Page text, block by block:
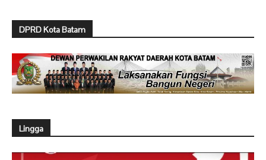
DPRD Kota Batam
Lingga